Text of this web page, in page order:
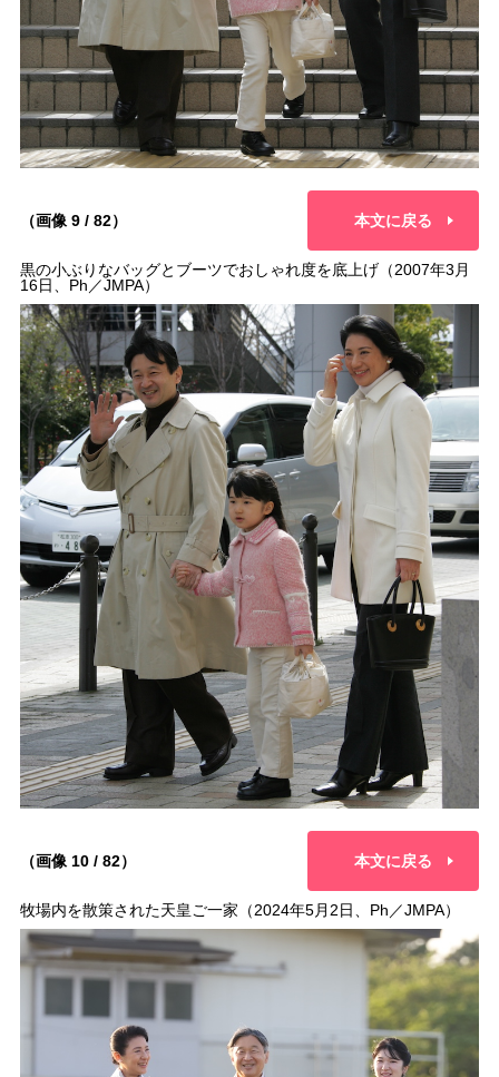
（画像 9 / 82） 本文に戻る
黒の小ぶりなバッグとブーツでおしゃれ度を底上げ（2007年3月
16日、Ph／JMPA）
（画像 10 / 82） 本文に戻る
牧場内を散策された天皇ご一家（2024年5月2日、Ph／JMPA）